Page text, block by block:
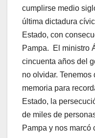
cumplirse medio
última dictadura
Estado, con
Pampa. El ministro
cincuenta años del
no olvidar.
memoria para
Estado, la
de miles de
Pampa y nos marcó